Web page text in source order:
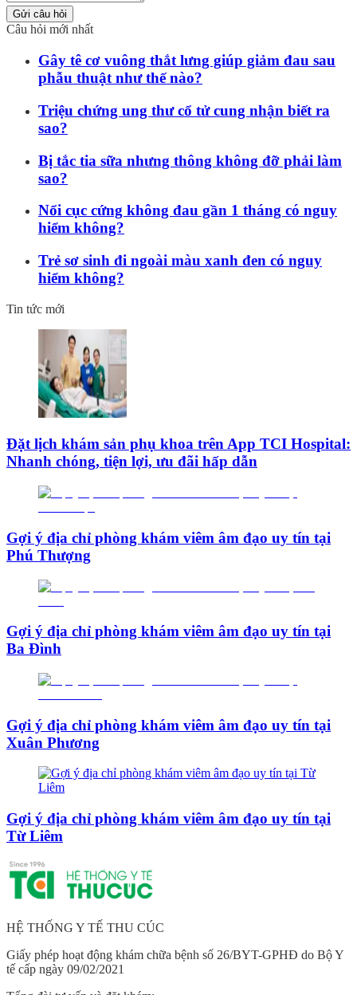
Gửi câu hỏi
Câu hỏi mới nhất
Gây tê cơ vuông thắt lưng giúp giảm đau sau
phẫu thuật như thế nào?
Triệu chứng ung thư cổ tử cung nhận biết ra
sao?
Bị tắc tia sữa nhưng thông không đỡ phải làm
sao?
Nổi cục cứng không đau gần 1 tháng có nguy
hiểm không?
Trẻ sơ sinh đi ngoài màu xanh đen có nguy
hiểm không?
Tin tức mới
Đặt lịch khám sản phụ khoa trên App TCI Hospital:
Nhanh chóng, tiện lợi, ưu đãi hấp dẫn
Gợi ý địa chỉ phòng khám viêm âm đạo uy tín tại
Phú Thượng
Gợi ý địa chỉ phòng khám viêm âm đạo uy tín tại
Ba Đình
Gợi ý địa chỉ phòng khám viêm âm đạo uy tín tại
Xuân Phương
Gợi ý địa chỉ phòng khám viêm âm đạo uy tín tại
Từ Liêm
HỆ THỐNG Y TẾ THU CÚC
Giấy phép hoạt động khám chữa bệnh số 26/BYT-GPHĐ do Bộ Y
tế cấp ngày 09/02/2021